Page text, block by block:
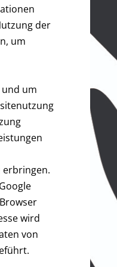
der
um
um
wird
von